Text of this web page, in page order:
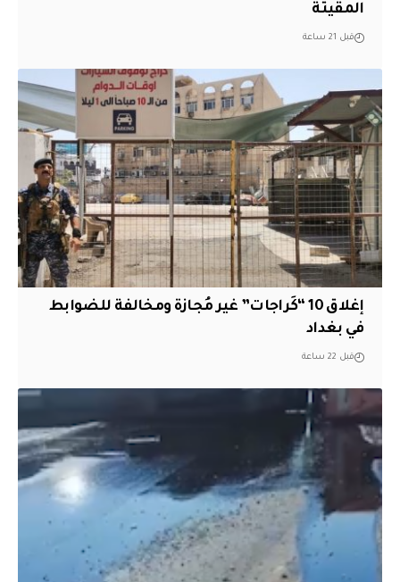
المقيتة
قبل 21 ساعة
إغلاق 10 “كَراجات” غير مُجازة ومخالفة للضوابط
في بغداد
قبل 22 ساعة